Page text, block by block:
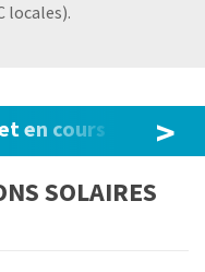
locales).
en cours >
SOLAIRES